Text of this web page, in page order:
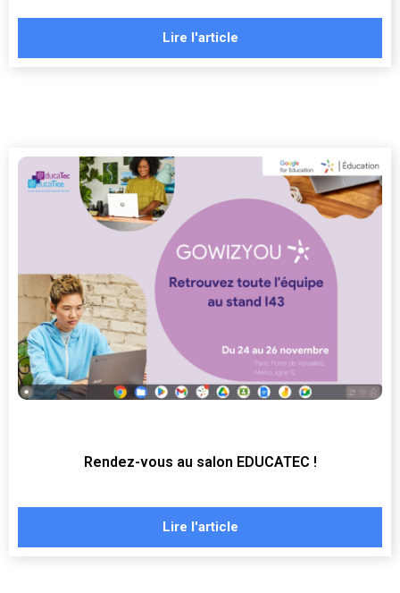
Lire l'article
Rendez-vous au salon EDUCATEC !
Lire l'article